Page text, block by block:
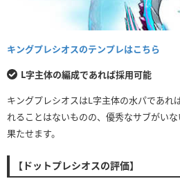
キングプレシオスのテンプレはこちら
L字主体の編成であれば採用可能
キングプレシオスはL字主体の水パであれ
れることはないものの、優秀なサブがい
果たせます。
【ドットプレシオスの評価】